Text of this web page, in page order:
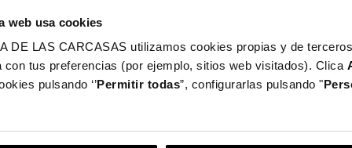
web usa cookies
DE LAS CARCASAS utilizamos cookies propias y de
con tus preferencias (por ejemplo, sitios web visitados). Clica
pulsando ‘’Permitir todas”, configurarlas pulsando "
o
e protege o seu ecrã